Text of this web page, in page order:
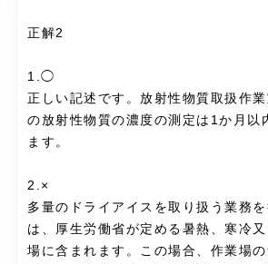
正解2
1.◯
正しい記述です。放射性物質取扱作
の放射性物質の濃度の測定は1か月以
ます。
2.×
多量のドライアイスを取り扱う業務
は、厚生労働省が定める暑熱、寒冷
場に含まれます。この場合、作業場